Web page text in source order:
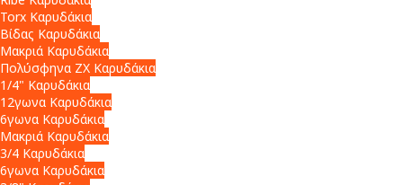
Torx Καρυδάκια
Βίδας Καρυδάκια
Μακριά Καρυδάκια
Πολύσφηνα ZX Καρυδάκια
1/4" Καρυδάκια
12γωνα Καρυδάκια
6γωνα Καρυδάκια
Μακριά Καρυδάκια
3/4 Καρυδάκια
6γωνα Καρυδάκια